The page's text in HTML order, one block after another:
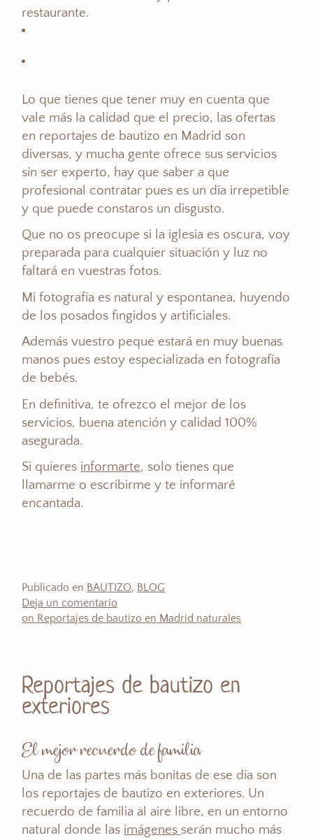
restaurante.
Lo que tienes que tener muy en cuenta que
vale más la calidad que el precio, las ofertas
en reportajes de bautizo en Madrid son
diversas, y mucha gente ofrece sus servicios
sin ser experto, hay que saber a que
profesional contratar pues es un día irrepetible
y que puede constaros un disgusto.
Que no os preocupe si la iglesia es oscura, voy
preparada para cualquier situación y luz no
faltará en vuestras fotos.
Mi fotografía es natural y espontanea, huyendo
de los posados fingidos y artificiales.
Además vuestro peque estará en muy buenas
manos pues estoy especializada en fotografía
de bebés.
En definitiva, te ofrezco el mejor de los
servicios, buena atención y calidad 100%
asegurada.
Si quieres informarte, solo tienes que
llamarme o escribirme y te informaré
encantada.
Publicado en BAUTIZO, BLOG
Deja un comentario
on Reportajes de bautizo en Madrid naturales
Reportajes de bautizo en
exteriores
El mejor recuerdo de familia
Una de las partes más bonitas de ese día son
los reportajes de bautizo en exteriores. Un
recuerdo de familia al aire libre, en un entorno
natural donde las imágenes serán mucho más